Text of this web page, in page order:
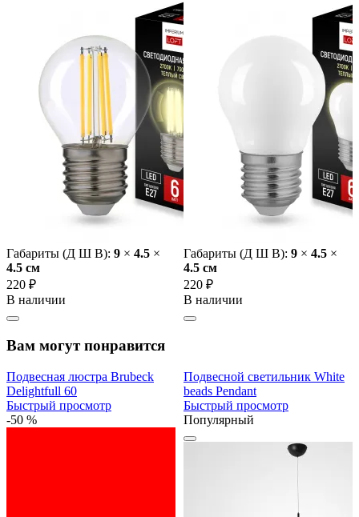
Габариты (Д Ш В): 9 × 4.5 ×
4.5 cм
220 ₽
В наличии
Габариты (Д Ш В): 9 × 4.5 ×
4.5 cм
220 ₽
В наличии
Вам могут понравится
Подвесная люстра Brubeck
Delightfull 60
Быстрый просмотр
-50 %
Подвесной светильник White
beads Pendant
Быстрый просмотр
Популярный